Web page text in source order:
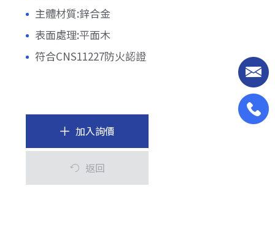
主體材質:鋅合金
表面處理:平面木
符合CNS11227防火認證
加入詢價
返回